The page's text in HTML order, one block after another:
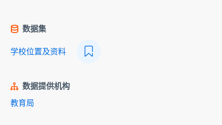
数据集
学校位置及资料
数据提供机构
教育局